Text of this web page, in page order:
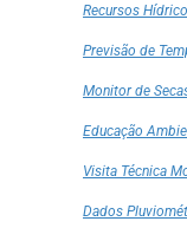
Recursos
Previsão de
Monitor de
Educação
Visita Técnica
Dados